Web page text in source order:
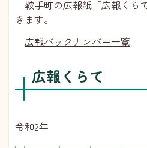
鞍手町の広報紙「広報くら
きます。
広報バックナンバー一覧
広報くらて
令和2年